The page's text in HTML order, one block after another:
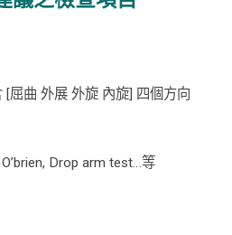
屈曲 外展 外旋 內旋] 四個方向
Drop arm test…等